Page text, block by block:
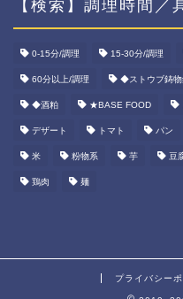
【検索】調理時間／
0-15分/調理 15-30分/調理
60分以上/調理 ◆ストウブ鋳物
◆酒粕 ★BASE FOOD
デザート トマト パン
米 粉物系 芋 豆
鶏肉 麺
プライバシー